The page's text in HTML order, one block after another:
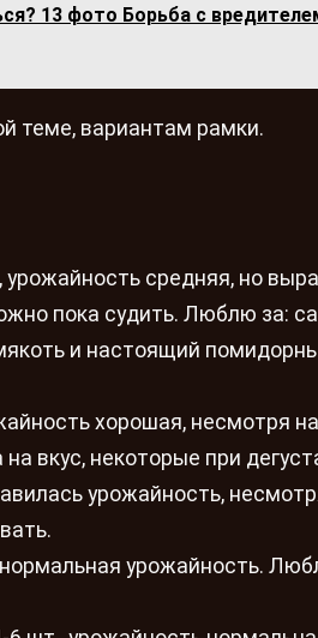
13 фото Борьба с
теме, вариантам рамки.
урожайность средняя, но
пока судить. Люблю за:
и настоящий
хорошая, несмотря
вкус, некоторые при
урожайность,
урожайность.